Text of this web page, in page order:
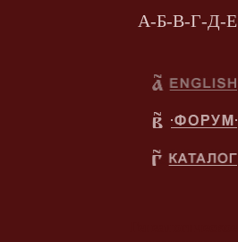
А-Б-В-Г-Д-Е